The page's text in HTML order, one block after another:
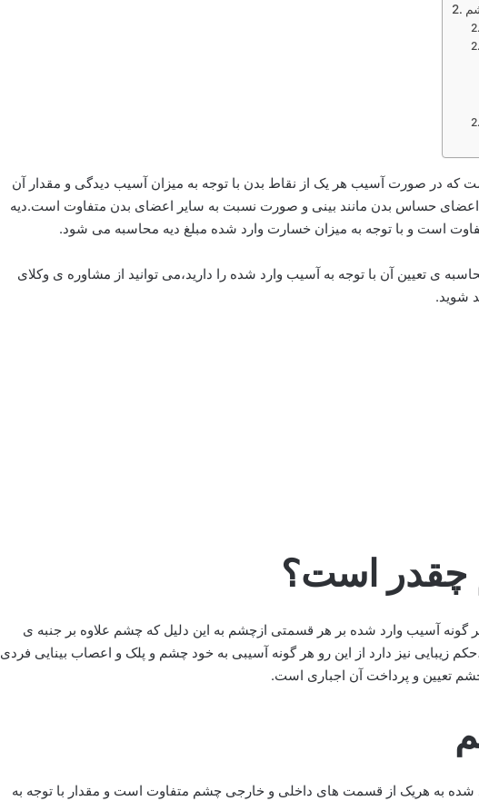
که در صورت آسیب هر یک از نقاط بدن با توجه به میزان آسیب دیدگی و مقدار آن
حساس بدن مانند بینی و صورت نسبت به سایر اعضای بدن متفاوت است.دیه
است و با توجه به میزان خسارت وارد شده مبلغ دیه محاسبه می شود.
ی تعیین آن با توجه به آسیب وارد شده را دارید،می توانید از مشاوره ی وکلای
شوید.
چقدر است؟
گونه آسیب وارد شده بر هر قسمتی ازچشم به این دلیل که چشم علاوه بر جنبه ی
زیبایی نیز دارد از این رو هر گونه آسیبی به خود چشم و پلک و اعصاب بینایی فردی
تعیین و پرداخت آن اجباری است.
شده به هریک از قسمت های داخلی و خارجی چشم متفاوت است و مقدار با توجه به